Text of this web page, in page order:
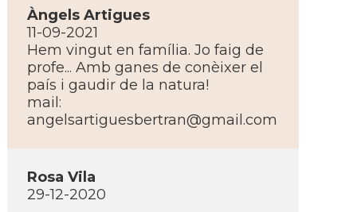
Àngels Artigues
11-09-2021
Hem vingut en famí­lia. Jo faig de
profe... Amb ganes de conèixer el
paí­s i gaudir de la natura!
mail:
angelsartiguesbertran@gmail.com
Rosa Vila
29-12-2020